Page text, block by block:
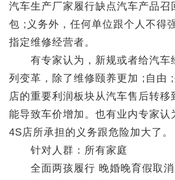
汽车生产厂家履行缺点汽车产品召
包 ;义务外，任何单位跟个人不得
指定维修经营者。
有专家认为，新规或者给汽车
列变革，除了维修颐养更加 ;自由
店的重要利润板块从汽车售后转移
能导致车价增加。也有业内专家认
4S店所承担的义务跟危险加大了。
针对人群：所有家庭
全面两孩履行 晚婚晚育假取消